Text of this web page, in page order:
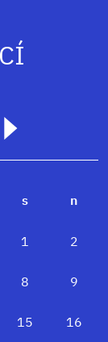
s n
1 2
8 9
15 16